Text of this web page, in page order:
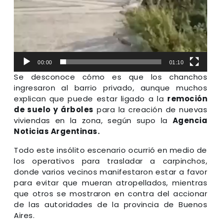
00:00 01:10
Se desconoce cómo es que los chanchos
ingresaron al barrio privado, aunque muchos
explican que puede estar ligado a la remoción
de suelo y árboles para la creación de nuevas
viviendas en la zona, según supo la Agencia
Noticias Argentinas.
Todo este insólito escenario ocurrió en medio de
los operativos para trasladar a carpinchos,
donde varios vecinos manifestaron estar a favor
para evitar que mueran atropellados, mientras
que otros se mostraron en contra del accionar
de las autoridades de la provincia de Buenos
Aires.